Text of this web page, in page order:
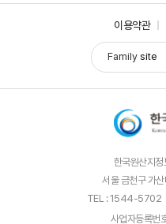
이용약관
Family site
한국원산지정
서울 금천구 가
TEL : 1544-5702
사업자등록